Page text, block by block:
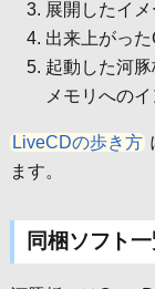
展開したイ
出来上がっ
起動した河
メモリへの
LiveCDの歩き方
ます。
同梱ソフト